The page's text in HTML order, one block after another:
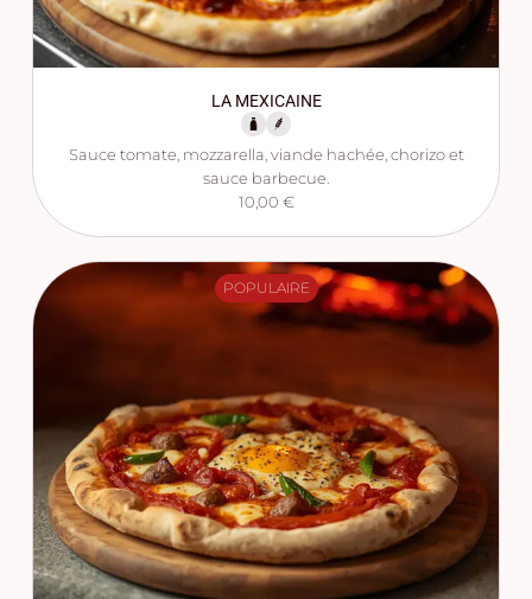
LA MEXICAINE
Sauce tomate, mozzarella, viande hachée, chorizo et
sauce barbecue.
10,00 €
POPULAIRE